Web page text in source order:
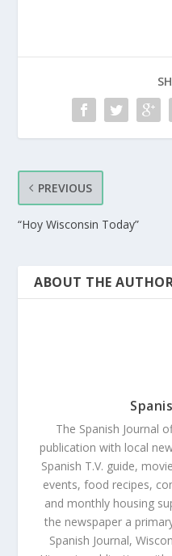
PREVIOUS
“Hoy Wisconsin Today”
ABOUT THE
The Spanish Journal
publication with local
Spanish T.V. guide,
events, food recipes,
and monthly housing
the newspaper a
Spanish Journal,